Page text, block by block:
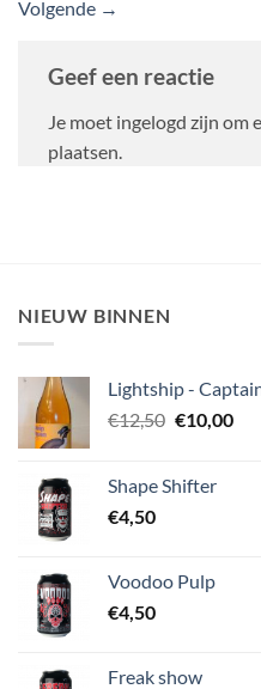
Volgende →
Geef een reactie
Je moet ingelogd zijn om
plaatsen.
NIEUW BINNEN
Lightship -
€12,50
€12,50.
€10,00
Shape Shifter
€4,50
Voodoo Pulp
€4,50
Freak show